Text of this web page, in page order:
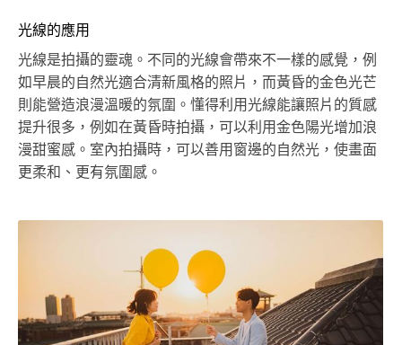
光線的應用
光線是拍攝的靈魂。不同的光線會帶來不一樣的感覺，例
如早晨的自然光適合清新風格的照片，而黃昏的金色光芒
則能營造浪漫溫暖的氛圍。懂得利用光線能讓照片的質感
提升很多，例如在黃昏時拍攝，可以利用金色陽光增加浪
漫甜蜜感。室內拍攝時，可以善用窗邊的自然光，使畫面
更柔和、更有氛圍感。